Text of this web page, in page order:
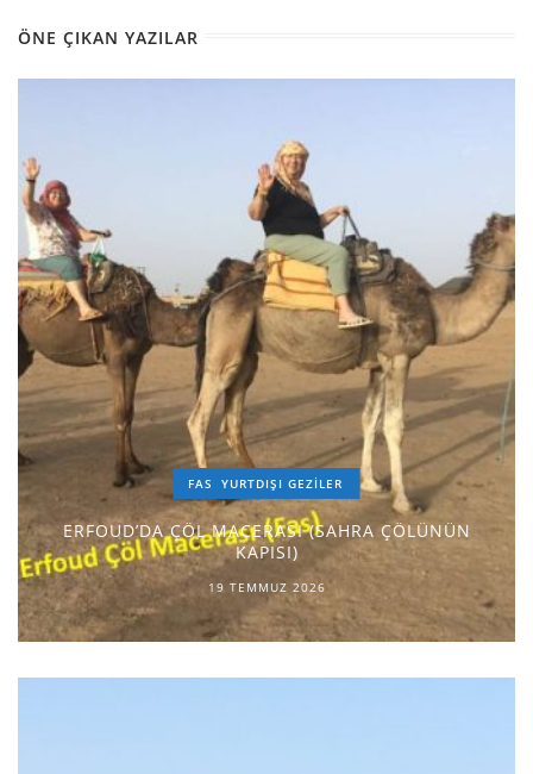
ÖNE ÇIKAN YAZILAR
FAS YURTDIŞI GEZILER
ERFOUD’DA ÇÖL MACERASI (SAHRA ÇÖLÜNÜN
KAPISI)
19 TEMMUZ 2026